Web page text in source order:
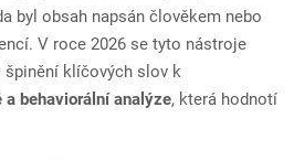
byl obsah napsán člověkem nebo
V roce 2026 se tyto nástroje
špinění klíčových slov k
a behaviorální analýze, která hodnotí